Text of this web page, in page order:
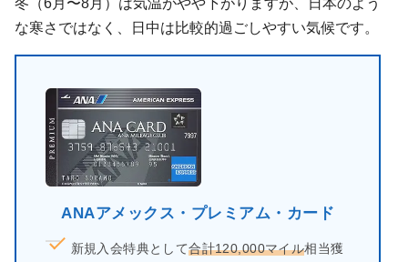
な寒さではなく、日中は比較的過ごしやすい気候です。
ANAアメックス・プレミアム・カード
新規入会特典として合計120,000マイル相当獲